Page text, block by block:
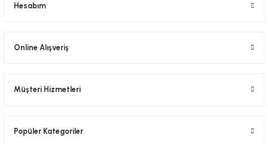
Hesabım
Online Alışveriş
Müşteri Hizmetleri
Popüler Kategoriler